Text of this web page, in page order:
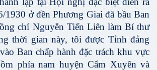
1930 ở đền Phương Giai đã bầu Ban
chí Nguyễn Tiến Liên làm Bí thư
thời gian này, tôi được Tỉnh đảng
Ban chấp hành đặc trách khu vực
phía nam huyện Cẩm Xuyên và